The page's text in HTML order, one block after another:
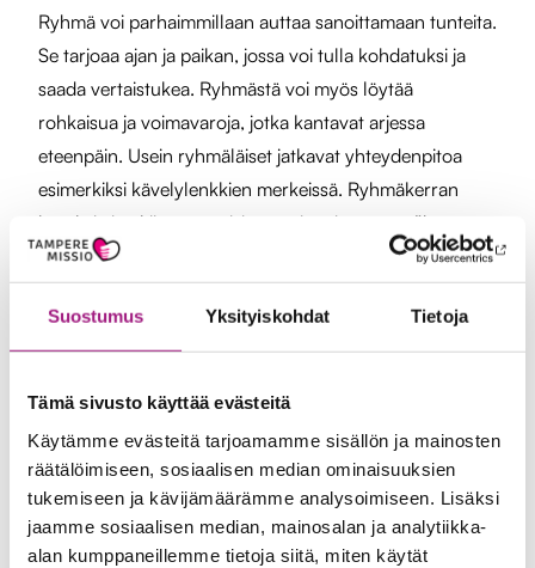
Suostumus Yksityiskohdat Tietoja
Tämä sivusto käyttää evästeitä
Käytämme evästeitä tarjoamamme sisällön ja mainosten
räätälöimiseen, sosiaalisen median ominaisuuksien
tukemiseen ja kävijämäärämme analysoimiseen. Lisäksi
jaamme sosiaalisen median, mainosalan ja analytiikka-
alan kumppaneillemme tietoja siitä, miten käytät
Ryhmä voi parhaimmillaan auttaa sanoittamaan tunteita.
Se tarjoaa ajan ja paikan, jossa voi tulla kohdatuksi ja
saada vertaistukea. Ryhmästä voi myös löytää
rohkaisua ja voimavaroja, jotka kantavat arjessa
eteenpäin. Usein ryhmäläiset jatkavat yhteydenpitoa
esimerkiksi kävelylenkkien merkeissä. Ryhmäkerran
lopuksi aina kiitetään toisiamme ja toivotetaan ”hyvää
viikkoa!”. Joskus joku saattaa haluaa käsitellä jotakin
henkilökohtaisempaa asiaa, johon ryhmä ei tunnu
oikealta paikalta – silloin tarvittaessa varataan aika
ohjaajalle yksilötapaamiseen.
Senioripysäkin työntekijöiden ohjaamia ryhmiä
kokoontuu Tampereen keskustassa Senioripysäkin
tilojen lisäksi myös Tesomalla sekä Tampereen